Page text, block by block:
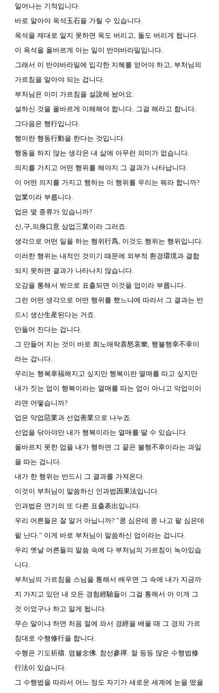
일어나는 기적입니다.
바로 알아야 옥석玉石을 가릴 수 있습니다.
옥석을 제대로 알지 못하면 옥도 버리고, 돌도 버리게 됩니다.
이 옥석을 올바르게 아는 일이 반야바라밀입니다.
그래서 이 반야바라밀에 입각한 지혜를 얻어야 하고, 부처님의
가르침을 알아야 되는 겁니다.
부처님은 이미 가르침을 설說해 놨어요.
설하신 것을 올바르게 이해해야 합니다. 그걸 해라고 합니다.
그다음은 행行입니다.
행이란 행동行動을 한다는 것입니다.
행동을 하지 않는 생각은 내 삶에 아무런 의미가 없습니다.
의지를 가지고 어떤 행위를 해야지 그 결과가 나타납니다.
이 어떤 의지를 가지고 행하는 이 행위를 우리는 뭐라 합니까?
업業이라 부릅니다.
업은 몇 종류가 있습니까?
신,구,의身口意 삼업三業이라 그러죠.
생각으로 어떤 일을 하는 행위行爲, 이것도 행위는 행위입니다.
이러한 행위는 내적인 것이기 때문에 외부적 환경環境과 결합
되지 못하면 결과가 나타나지 않습니다.
오감을 통해서 밖으로 표출되면 이것을 업이라 부릅니다.
그런 어떤 생각으로 어떤 행위를 했느냐에 따라서 그 결과는 반
드시 생산生産된다는 거죠.
만들어 진다는 겁니다.
그 만들어 지는 것이 바로 희노애락喜怒哀樂, 행불행幸不幸이
라는 겁니다.
우리는 행복幸福해지고 싶지만 행복이란 열매를 따고 싶지만
내가 짓는 업이 행복이라는 열매를 따는 업이 아니고 악업이이
라면 어떻습니까?
업은 악업惡業과 선업善業으로 나누죠.
선업을 닦아야만 내가 행복이라는 열매를 딸 수 있습니다.
올바르지 못한 업을 내가 행하면 그 끝은 불행不幸이라는 과일
을 따는 겁니다.
내가 한 행위는 반드시 그 결과를 가져온다.
이것이 부처님이 말씀하신 인과법因果法입니다.
인과법은 연기의 또 다른 표출表出입니다.
우리 어른들은 잘 알거 아닙니까? "콩 심은데 콩 나고 팥 심은데
팥 난다." 이게 바로 부처님이 말씀하신 업이라는 겁니다.
우리 옛날 어른들의 말씀 속에 다 부처님의 가르침이 녹아있습
니다.
부처님의 가르침을 스님을 통해서 배우면 그 속에 내가 지금까
지 가지고 있던 내 모든 경험經驗들이 그걸 통해서 아 이게 그
것 이었구나 하고 알게 됩니다.
무슨 말이냐 하면 처음 절에 와서 경經을 배울 때 그 경의 가르
침대로 수행修行을 합니다.
수행은 기도祈禱. 염불念佛. 참선參禪. 절 등등 많은 수행법修
行法이 있습니다.
그 수행법을 따라서 어느 정도 자기가 새로운 세계에 눈을 떴을